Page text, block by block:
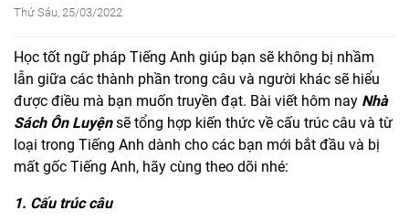
Thứ Sáu, 25/03/2022
Học tốt ngữ pháp Tiếng Anh giúp bạn sẽ không bị nhầm
lẫn giữa các thành phần trong câu và người khác sẽ hiểu
được điều mà bạn muốn truyền đạt. Bài viết hôm nay Nhà
Sách Ôn Luyệnsẽ tổng hợp kiến thức về cấu trúc câu và từ
loại trong Tiếng Anh dành cho các bạn mới bắt đầu và bị
mất gốc Tiếng Anh, hãy cùng theo dõi nhé:
1. Cấu trúc câu